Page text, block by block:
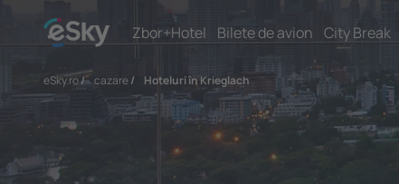
Zbor+Hotel Bilete de avion City Break
eSky.ro/ cazare/ Hoteluri în Krieglach